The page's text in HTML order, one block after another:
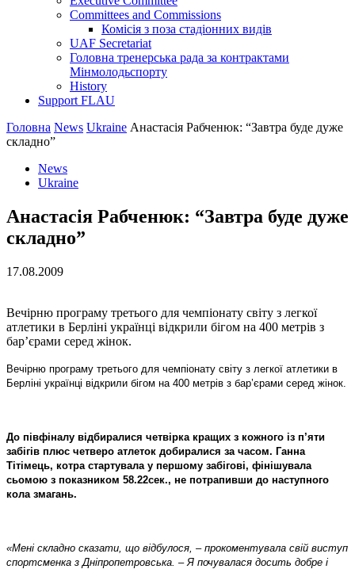
Committees and Commissions
Комісія з поза стадіонних видів
UAF Secretariat
Головна тренерська рада за контрактами
Мінмолодьспорту
History
Support FLAU
Головна News Ukraine Анастасія Рабченюк: “Завтра буде дуже
складно”
News
Ukraine
Анастасія Рабченюк: “Завтра буде дуже
складно”
17.08.2009
Вечірню програму третього для чемпіонату світу з легкої
атлетики в Берліні українці відкрили бігом на 400 метрів з
бар’єрами серед жінок.
Вечірню програму третього для чемпіонату світу з легкої атлетики в
Берліні українці відкрили бігом на 400 метрів з бар’єрами серед жінок.
До півфіналу відбиралися четвірка кращих з кожного із п’яти
забігів плюс четверо атлеток добиралися за часом. Ганна
Тітімець, котра стартувала у першому забігові, фінішувала
сьомою з показником 58.22сек., не потрапивши до наступного
кола змагань.
«Мені складно сказати, що відбулося, – прокоментувала свій виступ
спортсменка з Дніпропетровська. – Я почувалася досить добре і